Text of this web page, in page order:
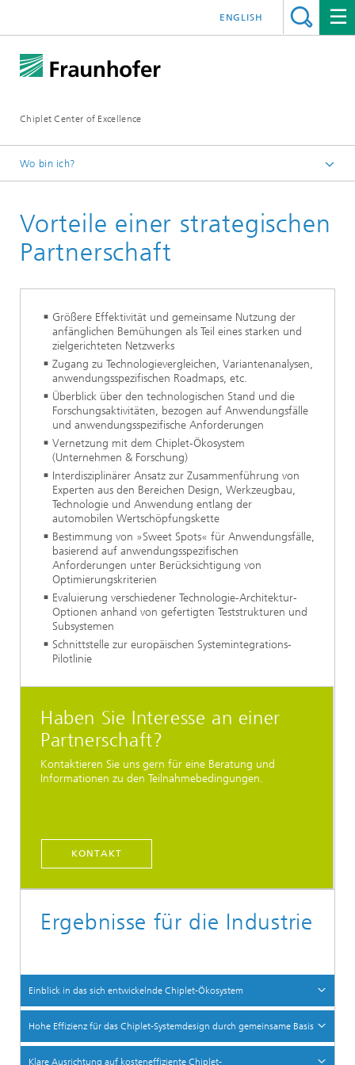
Chiplet Center of Excellence
ENGLISH
Wo bin ich?
Vorteile einer strategischen
Partnerschaft
Größere Effektivität und gemeinsame Nutzung der
anfänglichen Bemühungen als Teil eines starken und
zielgerichteten Netzwerks
Zugang zu Technologievergleichen, Variantenanalysen,
anwendungsspezifischen Roadmaps, etc.
Überblick über den technologischen Stand und die
Forschungsaktivitäten, bezogen auf Anwendungsfälle
und anwendungsspezifische Anforderungen
Vernetzung mit dem Chiplet-Ökosystem
(Unternehmen & Forschung)
Interdisziplinärer Ansatz zur Zusammenführung von
Experten aus den Bereichen Design, Werkzeugbau,
Technologie und Anwendung entlang der
automobilen Wertschöpfungskette
Bestimmung von »Sweet Spots« für Anwendungsfälle,
basierend auf anwendungsspezifischen
Anforderungen unter Berücksichtigung von
Optimierungskriterien
Evaluierung verschiedener Technologie-Architektur-
Optionen anhand von gefertigten Teststrukturen und
Subsystemen
Schnittstelle zur europäischen Systemintegrations-
Pilotlinie
Haben Sie Interesse an einer
Partnerschaft?
Kontaktieren Sie uns gern für eine Beratung und
Informationen zu den Teilnahmebedingungen.
KONTAKT
Ergebnisse für die Industrie
Einblick in das sich entwickelnde Chiplet-Ökosystem
Hohe Effizienz für das Chiplet-Systemdesign durch gemeinsame Basis
Klare Ausrichtung auf kosteneffiziente Chiplet-